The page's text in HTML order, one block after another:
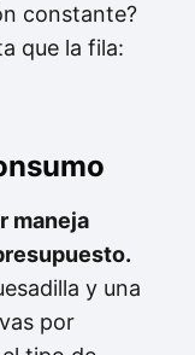
constante?
que la fila:
maneja
y una
por